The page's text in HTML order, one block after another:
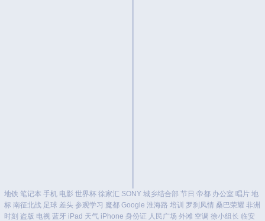
地铁 笔记本 手机 电影 世界杯 徐家汇 SONY 城乡结合部 节日 帝都 办公室 唱片 地
标 南征北战 足球 差头 参观学习 魔都 Google 淮海路 培训 罗刹风情 桑巴荣耀 非洲
时刻 盗版 电视 蓝牙 iPad 天气 iPhone 身份证 人民广场 外滩 空调 徐小组长 临安